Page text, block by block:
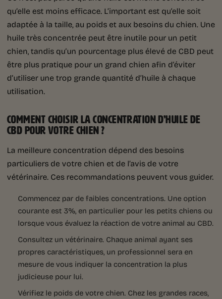
qu’elle est moins efficace. L’important est qu’elle soit
adaptée à la taille, au poids et aux besoins du chien. Une
huile très concentrée peut être inutile pour un petit
chien, tandis qu’un pourcentage plus élevé de CBD peut
être plus pratique pour un grand chien afin d’éviter
d’utiliser une trop grande quantité d’huile à chaque
utilisation.
COMMENT CHOISIR LA CONCENTRATION D’HUILE DE
CBD POUR VOTRE CHIEN ?
La meilleure concentration dépend des besoins
particuliers de votre chien et de l’avis de votre
vétérinaire. Ces recommandations peuvent vous guider.
Commencez par de faibles concentrations. Une option
courante est 3%, en particulier pour les petits chiens ou
lorsque vous évaluez la réaction de votre animal au CBD.
Consultez un vétérinaire. Chaque animal ayant ses
propres caractéristiques, un professionnel sera en
mesure de vous indiquer la concentration la plus
judicieuse pour lui.
Vérifiez le poids de votre chien. Chez les grandes races,